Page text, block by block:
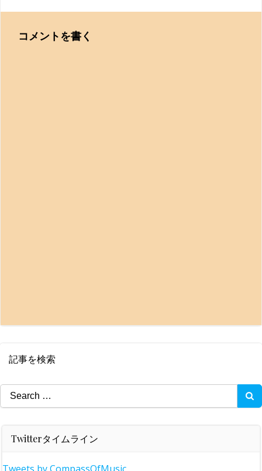
コメントを書く
記事を検索
Search
for:
Twitterタイムライン